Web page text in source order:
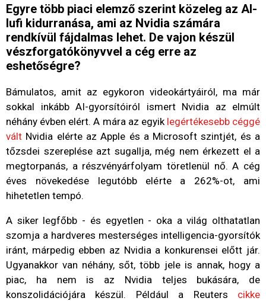
Egyre több piaci elemző szerint közeleg az AI-
lufi kidurranása, ami az Nvidia számára
rendkívül fájdalmas lehet. De vajon készül
vészforgatókönyvvel a cég erre az
eshetőségre?
Bámulatos, amit az egykoron videokártyáiról, ma már
sokkal inkább AI-gyorsítóiról ismert Nvidia az elmúlt
néhány évben elért. A mára az egyik legértékesebb céggé
vált Nvidia elérte az Apple és a Microsoft szintjét, és a
tőzsdei szereplése azt sugallja, még nem érkezett el a
megtorpanás, a részvényárfolyam töretlenül nő. A cég
éves növekedése legutóbb elérte a 262%-ot, ami
hihetetlen tempó.
A siker legfőbb - és egyetlen - oka a világ olthatatlan
szomja a hardveres mesterséges intelligencia-gyorsítók
iránt, márpedig ebben az Nvidia a konkurensei előtt jár.
Ugyanakkor van néhány, sőt, több jele is annak, hogy a
piac, ha nem is az Nvidia teljes bukására, de
konszolidációjára készül. Például a Reuters cikke